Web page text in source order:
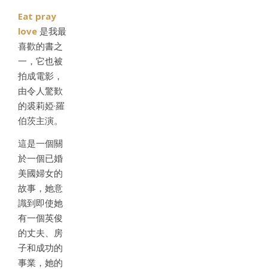
Eat pray
love 是我最
喜歡的書之
一，它也被
拍成電影，
由令人驚歎
的裘莉婭·羅
伯茨主演。
這是一個關
於一個已婚
美國婦女的
故事，她意
識到即使她
有一個英俊
的丈夫、房
子和成功的
事業，她的